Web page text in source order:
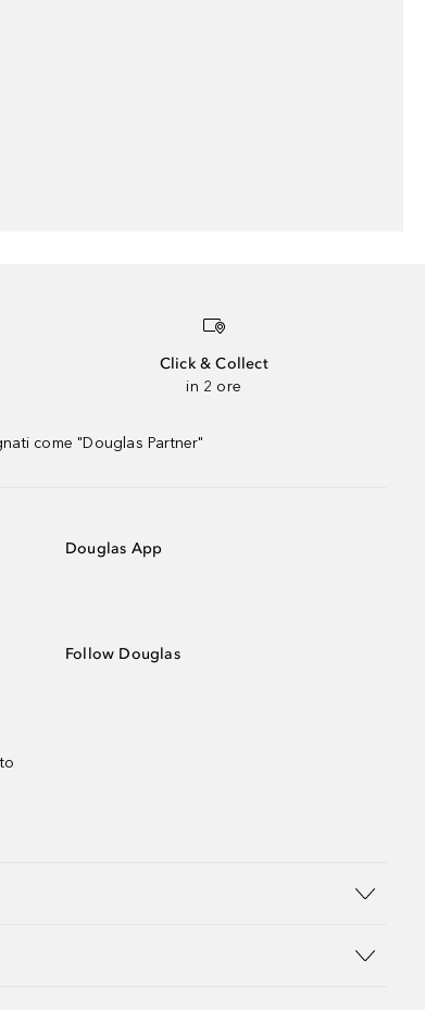
Click & Collect
in 2 ore
come "Douglas Partner"
Douglas App
Follow Douglas